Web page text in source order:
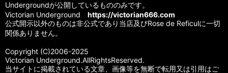
Undergroundが公開しているもののみです。
Victorian Underground https://victorian666.com
公式開示以外のものは非公式であり当店及びRose de Reficulに一切
関係ありません。
Copyright (C)2006-2025
Victorian Underground.AllRightsReserved.
当サイトに掲載されている文章、画像等を無断で転用又は引用はご